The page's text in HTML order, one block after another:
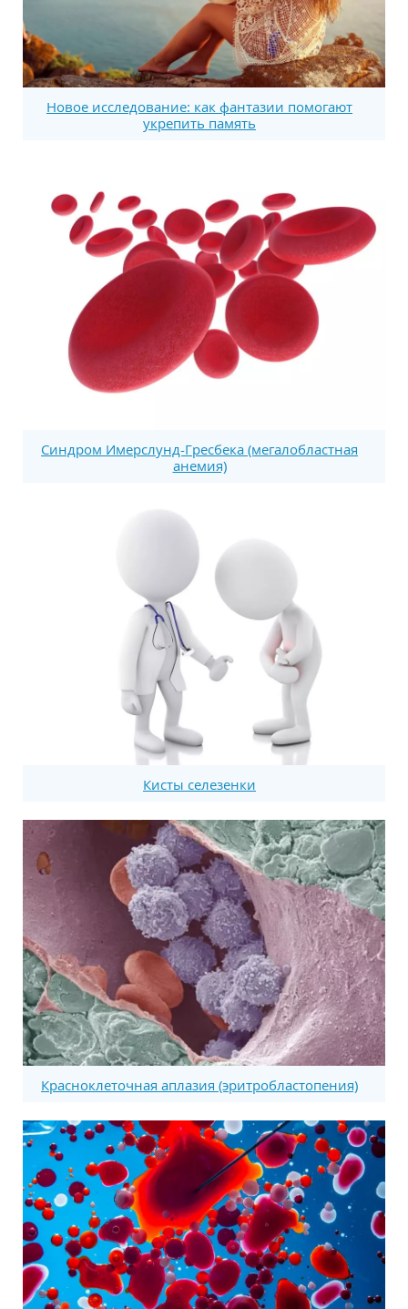
Новое исследование: как фантазии помогают
укрепить память
Синдром Имерслунд-Гресбека (мегалобластная
анемия)
Кисты селезенки
Красноклеточная аплазия (эритробластопения)